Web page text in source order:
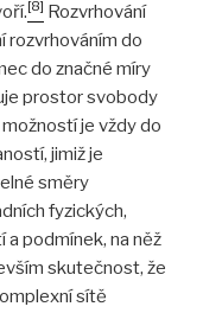
[8] Rozvrhování
rozvrhováním do
do značné míry
prostor svobody
je vždy do
jimiž je
směry
fyzických,
podmínek, na něž
skutečnost, že
sítě